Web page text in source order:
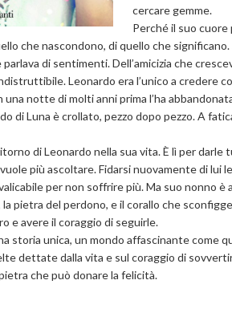
cercare gemme.
Perché il suo cuore
che nascondono, di quello che
di sentimenti. Dell’amicizia che
Leonardo era l’unico a credere
notte di molti anni prima l’ha
di Luna è crollato, pezzo dopo pezzo. A
di Leonardo nella sua vita. È lì per
più ascoltare. Fidarsi nuovamente di lui
per non soffrire più. Ma suo nonno
pietra del perdono, e il corallo che
e avere il coraggio di seguirle.
storia unica, un mondo affascinante come
dettate dalla vita e sul coraggio di
che può donare la felicità.